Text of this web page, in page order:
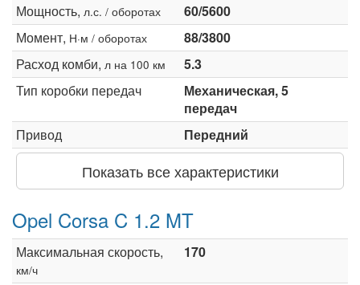
Мощность, л.с. / оборотах
60/5600
Момент, Н·м / оборотах
88/3800
Расход комби, л на 100 км
5.3
Тип коробки передач
Механическая, 5
передач
Привод
Передний
Показать все характеристики
Opel Corsa C 1.2 MT
Максимальная скорость,
км/ч
170